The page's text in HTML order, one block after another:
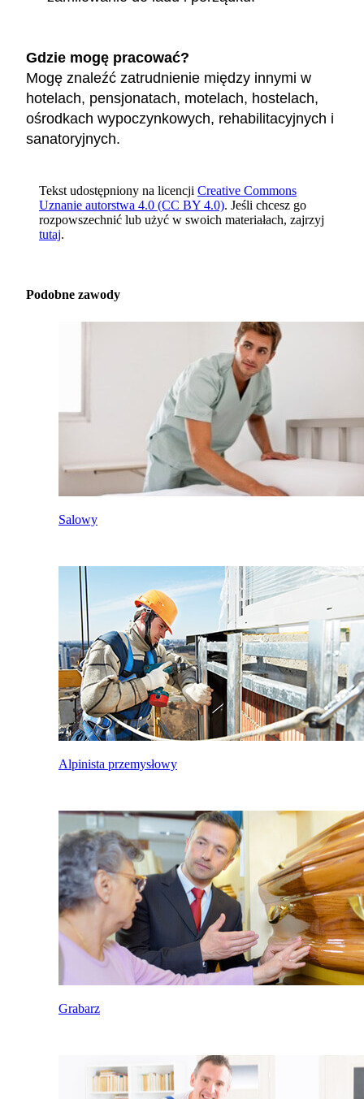
Gdzie mogę pracować?
Mogę znaleźć zatrudnienie między innymi w
hotelach, pensjonatach, motelach, hostelach,
ośrodkach wypoczynkowych, rehabilitacyjnych i
sanatoryjnych.
Tekst udostępniony na licencji Creative Commons
Uznanie autorstwa 4.0 (CC BY 4.0). Jeśli chcesz go
rozpowszechnić lub użyć w swoich materiałach, zajrzyj
tutaj.
Podobne zawody
Salowy
Alpinista przemysłowy
Grabarz